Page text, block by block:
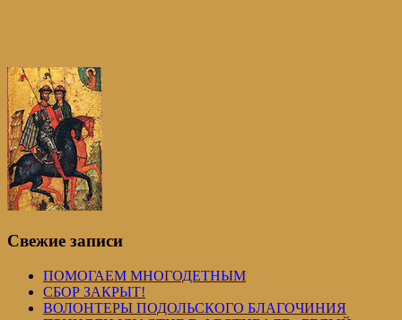
Свежие записи
ПОМОГАЕМ МНОГОДЕТНЫМ
СБОР ЗАКРЫТ!
ВОЛОНТЕРЫ ПОДОЛЬСКОГО БЛАГОЧИНИЯ